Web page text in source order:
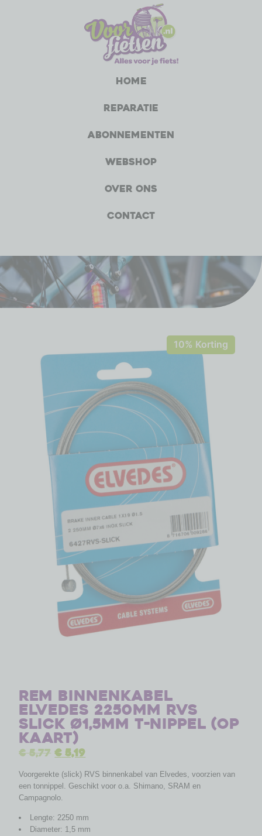
Home
Reparatie
Abonnementen
Webshop
Over ons
Contact
10% Korting
Rem binnenkabel
Elvedes 2250mm RVS
Slick ø1,5mm T-nippel (op
kaart)
€5,77 €5,19
Voorgerekte (slick) RVS binnenkabel van Elvedes, voorzien van
een tonnippel. Geschikt voor o.a. Shimano, SRAM en
Campagnolo.
Lengte: 2250 mm
Diameter: 1,5 mm